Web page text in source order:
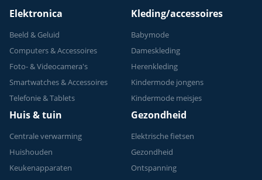
Elektronica
Beeld & Geluid
Computers & Accessoires
Foto- & Videocamera's
Smartwatches & Accessoires
Telefonie & Tablets
Kleding/accessoires
Babymode
Dameskleding
Herenkleding
Kindermode jongens
Kindermode meisjes
Huis & tuin
Centrale verwarming
Huishouden
Keukenapparaten
Gezondheid
Elektrische fietsen
Gezondheid
Ontspanning